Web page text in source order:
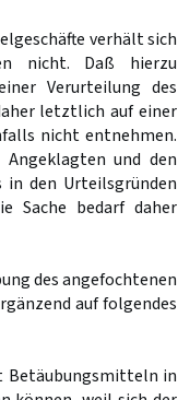
verhält sich
nicht. Daß hierzu
Verurteilung des
letztlich auf einer
nicht entnehmen.
und den
in den Urteilsgründen
Sache bedarf daher
des angefochtenen
auf folgendes
Betäubungsmitteln in